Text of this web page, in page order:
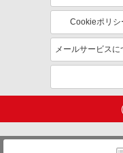
Cookieポリシ
メールサービスに